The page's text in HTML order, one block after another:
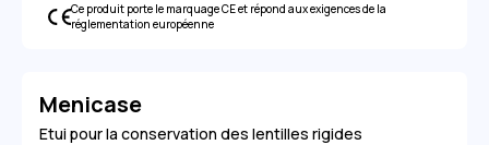
Ce produit porte le marquage CE et répond aux exigences de la
réglementation européenne
Menicase
Etui pour la conservation des lentilles rigides